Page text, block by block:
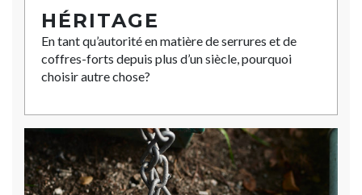
HÉRITAGE
En tant qu’autorité en matière de serrures et de
coffres-forts depuis plus d’un siècle, pourquoi
choisir autre chose?